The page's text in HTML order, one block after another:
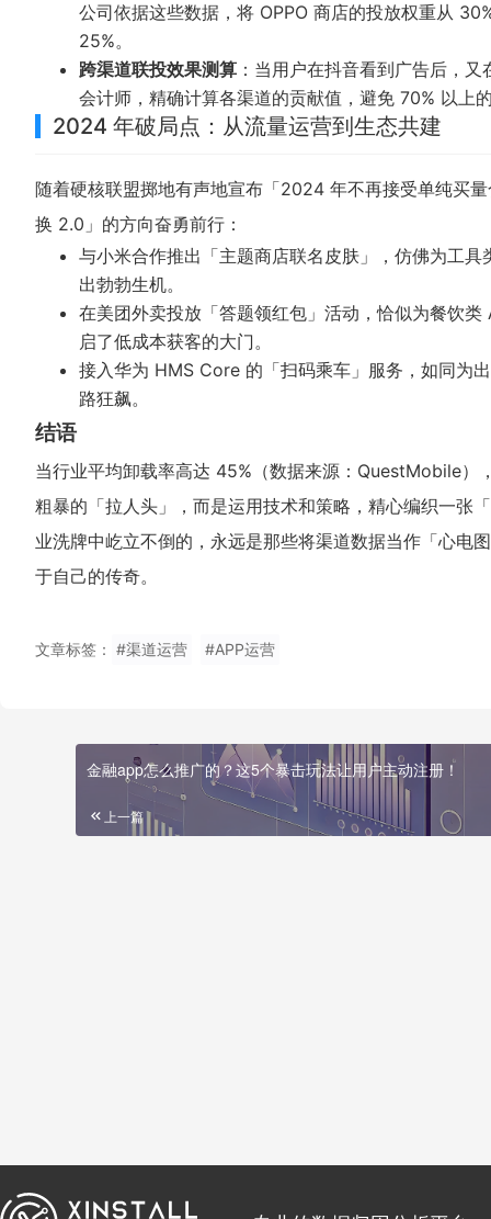
公司依据这些数据，将 OPPO 商店的投放权重从
25%。
跨渠道联投效果测算 ：当用户在抖音看到广告后，
会计师，精确计算各渠道的贡献值，避免 70% 以上
2024 年破局点：从流量运营到生态共建
随着硬核联盟掷地有声地宣布「2024 年不再接受单纯买
换 2.0」的方向奋勇前行：
与小米合作推出「主题商店联名皮肤」，仿佛为工
出勃勃生机。
在美团外卖投放「答题领红包」活动，恰似为餐饮
启了低成本获客的大门。
接入华为 HMS Core 的「扫码乘车」服务，如同为
路狂飙。
结语
当行业平均卸载率高达 45%（数据来源：QuestMobile）
粗暴的「拉人头」，而是运用技术和策略，精心编织一张
业洗牌中屹立不倒的，永远是那些将渠道数据当作「心电
于自己的传奇。
文章标签： #渠道运营 #APP运营
金融app怎么推广的？这5个暴击玩法让用户主动注册！
上一篇